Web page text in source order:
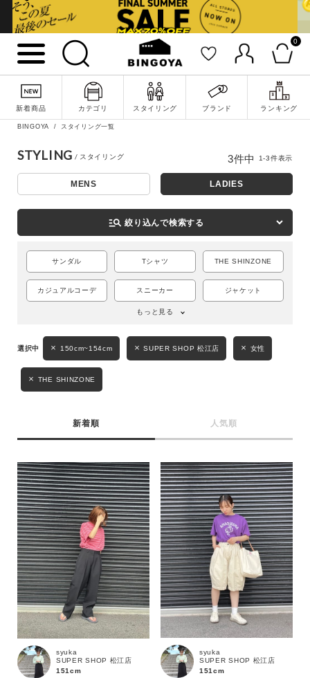
0
新着商品 カテゴリ スタイリング ブランド ランキング
詳細検索
キーワード
MENS KIDS
サイズ
ブランド
BINGOYA スタイリング一覧
STYLING
MENS LADIES
manage_search 絞り込んで検索する
サンダル Tシャツ THE SHINZONE
カジュアルコーデ スニーカー ジャケット
もっと見る
150cm~154cm SUPER SHOP 松江店 女性
THE SHINZONE
新着順 人気順
3件中 1-3件表示
syuka
SUPER SHOP 松江店
151cm
syuka
SUPER SHOP 松江店
151cm